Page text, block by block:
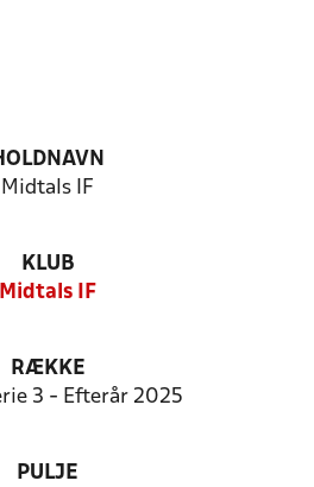
Midtals IF
KLUB
Midtals IF
RÆKKE
3 - Efterår 2025
PULJE